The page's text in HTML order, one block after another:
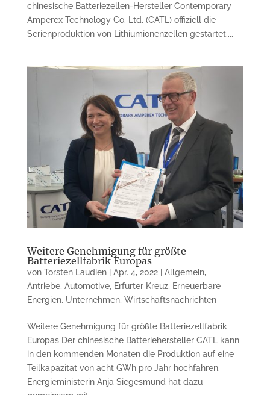
chinesische Batteriezellen-Hersteller Contemp­orary
Amperex Technology Co. Ltd. (CATL) offiziell die
Serienproduktion von Lithiumionenzellen gestartet....
Weitere Genehmigung für größte
Batteriezellfabrik Europas
von Torsten Laudien| Apr. 4, 2022| Allgemein,
Antriebe, Automotive, Erfurter Kreuz, Erneuerbare
Energien, Unternehmen, Wirtschaftsnachrichten
Weitere Genehmigung für größte Batteriezellfabrik
Europas Der chinesische Batteriehersteller CATL kann
in den kommenden Monaten die Produktion auf eine
Teilkapazität von acht GWh pro Jahr hochfahren.
Energieministerin Anja Siegesmund hat dazu